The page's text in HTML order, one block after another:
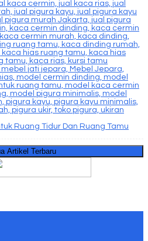
Ruang Tidur Dan Ruang Tamu
Artikel Terbaru